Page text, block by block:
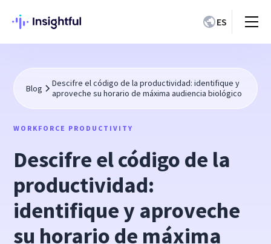
ES
Blog
Descifre el código de la productividad: identifique y
aproveche su horario de máxima audiencia biológico
WORKFORCE PRODUCTIVITY
Descifre el código de la
productividad:
identifique y aproveche
su horario de máxima